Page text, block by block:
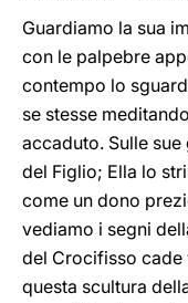
Guardiamo la sua
con le palpebre
contempo lo
se stesse
accaduto. Sulle
del Figlio; Ella lo
come un dono
vediamo i segni
del Crocifisso cade
questa scultura